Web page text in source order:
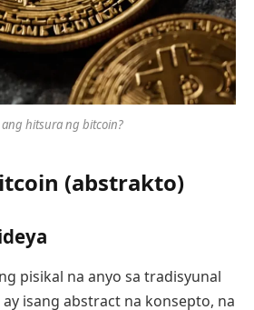
ang hitsura ng bitcoin?
(abstrakto)
pisikal na anyo sa tradisyunal
isang abstract na konsepto, na